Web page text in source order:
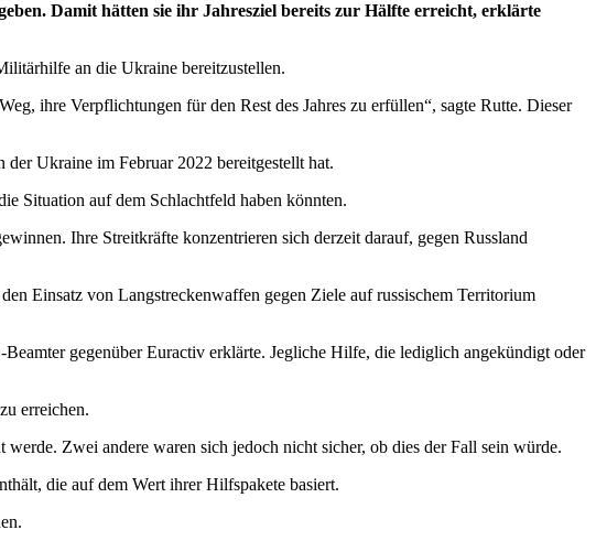
Damit hätten sie ihr Jahresziel bereits zur Hälfte erreicht, erklärte
an die Ukraine bereitzustellen.
ihre Verpflichtungen für den Rest des Jahres zu erfüllen“, sagte Rutte. Dieser
Ukraine im Februar 2022 bereitgestellt hat.
Situation auf dem Schlachtfeld haben könnten.
Ihre Streitkräfte konzentrieren sich derzeit darauf, gegen Russland
Einsatz von Langstreckenwaffen gegen Ziele auf russischem Territorium
gegenüber Euractiv erklärte. Jegliche Hilfe, die lediglich angekündigt oder
erreichen.
Zwei andere waren sich jedoch nicht sicher, ob dies der Fall sein würde.
die auf dem Wert ihrer Hilfspakete basiert.